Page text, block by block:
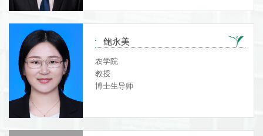
鲍永美
农学院
教授
博士生导师